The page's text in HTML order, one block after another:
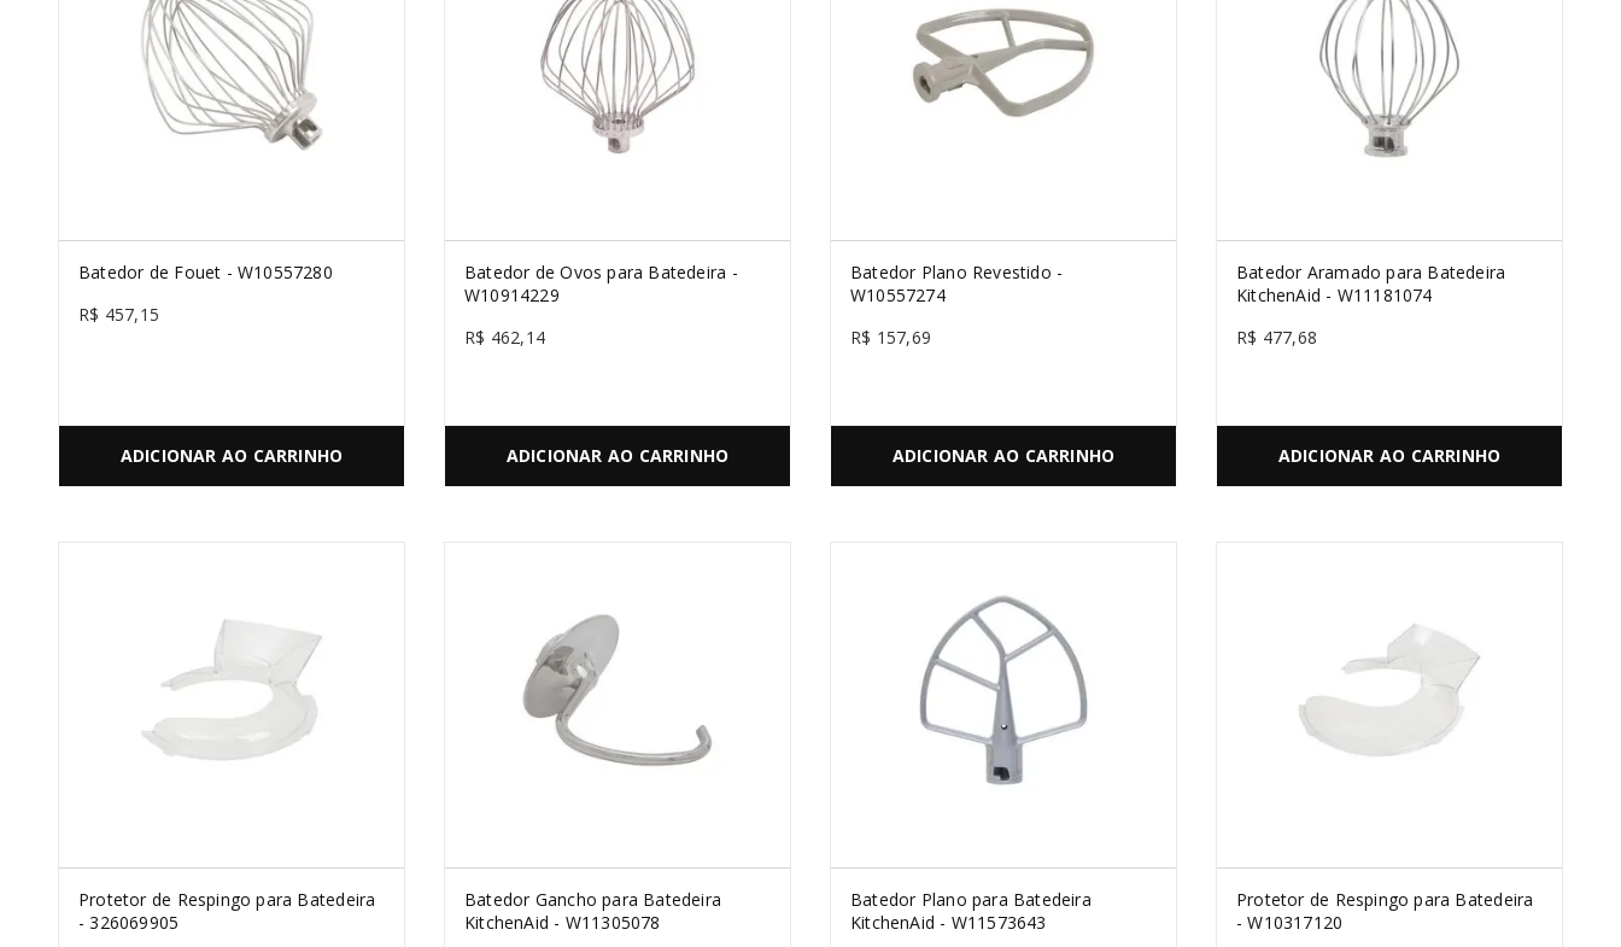
Batedor de Fouet - W10557280
R$ 457,15
ADICIONAR AO CARRINHO
Batedor de Ovos para Batedeira -
W10914229
R$ 462,14
ADICIONAR AO CARRINHO
Batedor Plano Revestido -
W10557274
R$ 157,69
ADICIONAR AO CARRINHO
Batedor Aramado para Batedeira
KitchenAid - W11181074
R$ 477,68
ADICIONAR AO CARRINHO
Protetor de Respingo para Batedeira
- 326069905
Batedor Gancho para Batedeira
KitchenAid - W11305078
Batedor Plano para Batedeira
KitchenAid - W11573643
Protetor de Respingo para Batedeira
- W10317120